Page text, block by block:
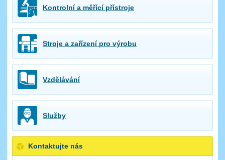
Kontrolní a měřící přístroje
Stroje a zařízení pro výrobu
Vzdělávání
Služby
Kontaktujte nás